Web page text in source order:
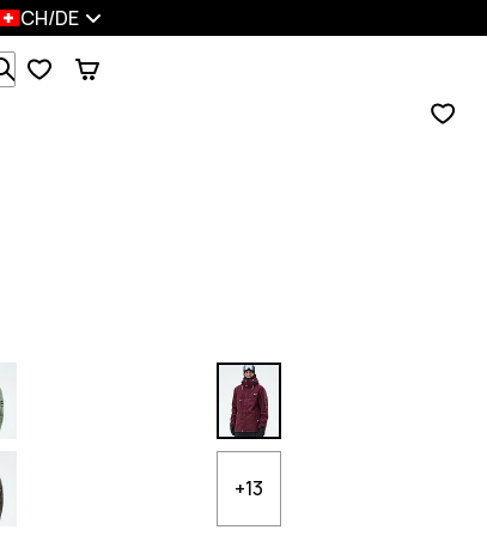
CH/DE
Durchsuche 1 000+ Produkte
+13